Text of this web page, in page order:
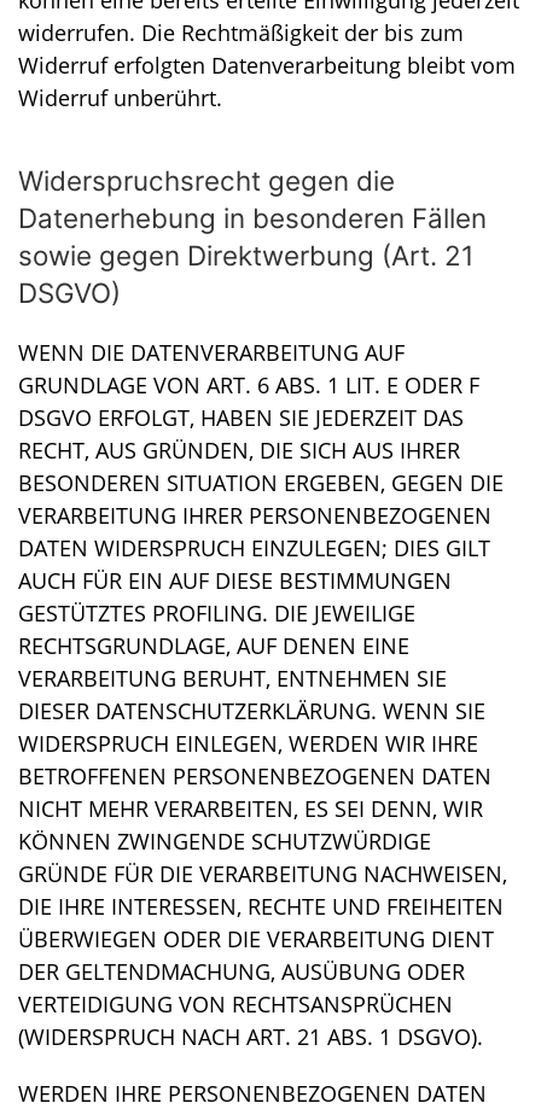
widerrufen. Die Rechtmäßigkeit der bis zum
Widerruf erfolgten Datenverarbeitung bleibt vom
Widerruf unberührt.
Widerspruchsrecht gegen die
Datenerhebung in besonderen Fällen
sowie gegen Direktwerbung (Art. 21
DSGVO)
WENN DIE DATENVERARBEITUNG AUF
GRUNDLAGE VON ART. 6 ABS. 1 LIT. E ODER F
DSGVO ERFOLGT, HABEN SIE JEDERZEIT DAS
RECHT, AUS GRÜNDEN, DIE SICH AUS IHRER
BESONDEREN SITUATION ERGEBEN, GEGEN DIE
VERARBEITUNG IHRER PERSONENBEZOGENEN
DATEN WIDERSPRUCH EINZULEGEN; DIES GILT
AUCH FÜR EIN AUF DIESE BESTIMMUNGEN
GESTÜTZTES PROFILING. DIE JEWEILIGE
RECHTSGRUNDLAGE, AUF DENEN EINE
VERARBEITUNG BERUHT, ENTNEHMEN SIE
DIESER DATENSCHUTZERKLÄRUNG. WENN SIE
WIDERSPRUCH EINLEGEN, WERDEN WIR IHRE
BETROFFENEN PERSONENBEZOGENEN DATEN
NICHT MEHR VERARBEITEN, ES SEI DENN, WIR
KÖNNEN ZWINGENDE SCHUTZWÜRDIGE
GRÜNDE FÜR DIE VERARBEITUNG NACHWEISEN,
DIE IHRE INTERESSEN, RECHTE UND FREIHEITEN
ÜBERWIEGEN ODER DIE VERARBEITUNG DIENT
DER GELTENDMACHUNG, AUSÜBUNG ODER
VERTEIDIGUNG VON RECHTSANSPRÜCHEN
(WIDERSPRUCH NACH ART. 21 ABS. 1 DSGVO).
WERDEN IHRE PERSONENBEZOGENEN DATEN